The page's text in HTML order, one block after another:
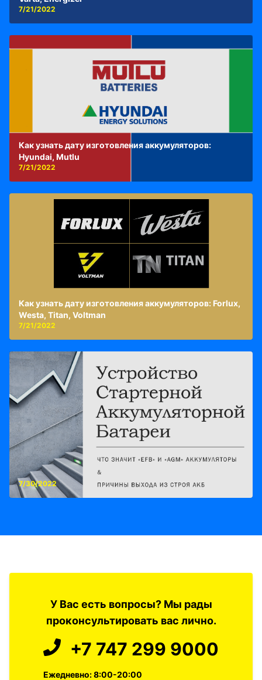
7/21/2022
Как узнать дату изготовления аккумуляторов:
Hyundai, Mutlu
7/21/2022
Как узнать дату изготовления аккумуляторов: Forlux,
Westa, Titan, Voltman
7/21/2022
7/30/2022
У Вас есть вопросы? Мы рады
проконсультировать вас лично.
+7 747 299 9000
Ежедневно: 8:00-20:00